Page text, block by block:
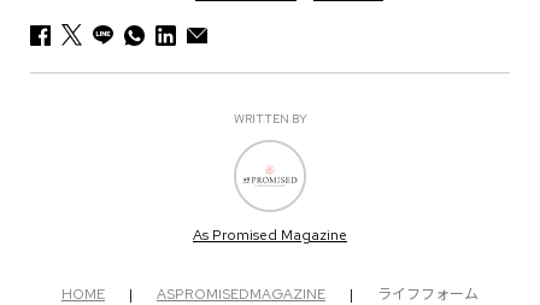
WRITTEN BY
As Promised Magazine
HOME | ASPROMISEDMAGAZINE | ライフフォーム